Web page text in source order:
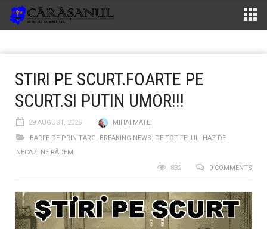
STIRI PE SCURT.FOARTE PE
SCURT.SI PUTIN UMOR!!!
29 AUGUST, 2025
MIHAI MATEI
BARFE DE PRIN TARG, BREAKING NEWS, DE TOT FELUL, HAZ DE
NECAZ, NE RÂDEM
0 COMMENTS
832